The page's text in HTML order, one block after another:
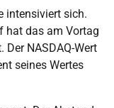
intensiviert sich.
hat das am Vortag
NASDAQ-Wert
seines Wertes